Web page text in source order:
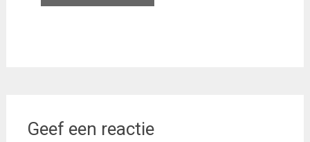
Geef een reactie